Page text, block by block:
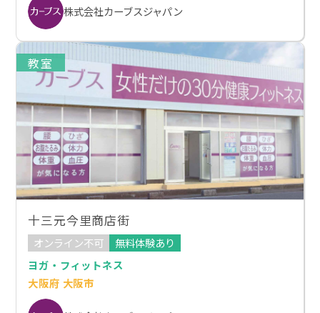
株式会社カーブスジャパン
教室
十三元今里商店街
オンライン不可
無料体験あり
ヨガ・フィットネス
大阪府 大阪市